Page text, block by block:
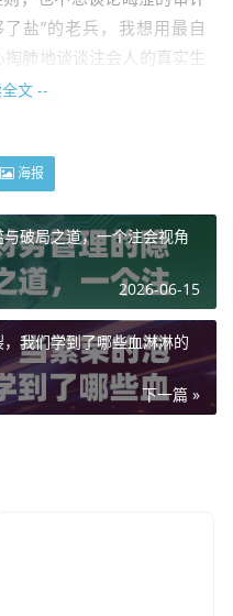
盐”的老兵，我想用最自
肺地谈谈注会人的真实生
一本CPA证书，那可是相
我是注册会计师，对方眼
信息不对称还很严重，拥
不懂的“商业密码”,你是专
荡荡，每年几百万的考生
文 --
海报
破局之道，一个注会视角
2026-06-15
我们学到了哪些血淋淋的
下一篇 »